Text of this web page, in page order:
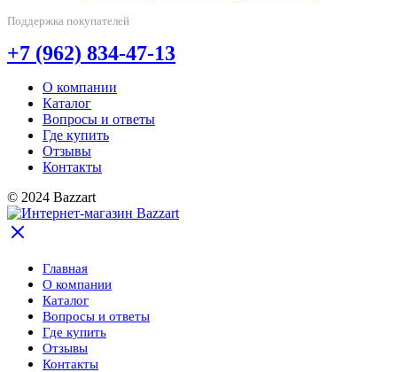
Поддержка покупателей
+7 (962) 834-47-13
О компании
Каталог
Вопросы и ответы
Где купить
Отзывы
Контакты
© 2024 Bazzart
Главная
О компании
Каталог
Вопросы и ответы
Где купить
Отзывы
Контакты